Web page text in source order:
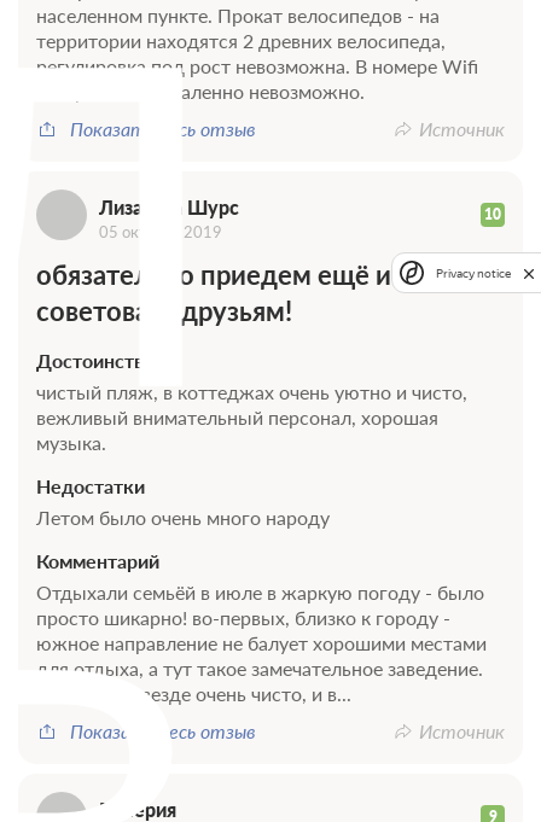
населенном пункте. Прокат велосипедов - на
территории находятся 2 древних велосипеда,
регулировка под рост невозможна. В номере Wifi
нет, работать удаленно невозможно.
Показать весь отзыв
Источник
Лизавета Шурс 10
05 октября 2019
обязательно приедем ещё и будем
советовать друзьям!
Достоинства
чистый пляж, в коттеджах очень уютно и чисто,
вежливый внимательный персонал, хорошая
музыка.
Недостатки
Летом было очень много народу
Комментарий
Отдыхали семьёй в июле в жаркую погоду - было
просто шикарно! во-первых, близко к городу -
южное направление не балует хорошими местами
для отдыха, а тут такое замечательное заведение.
Во-вторых, везде очень чисто, и в...
Показать весь отзыв
Источник
Валерия 9
Privacy notice